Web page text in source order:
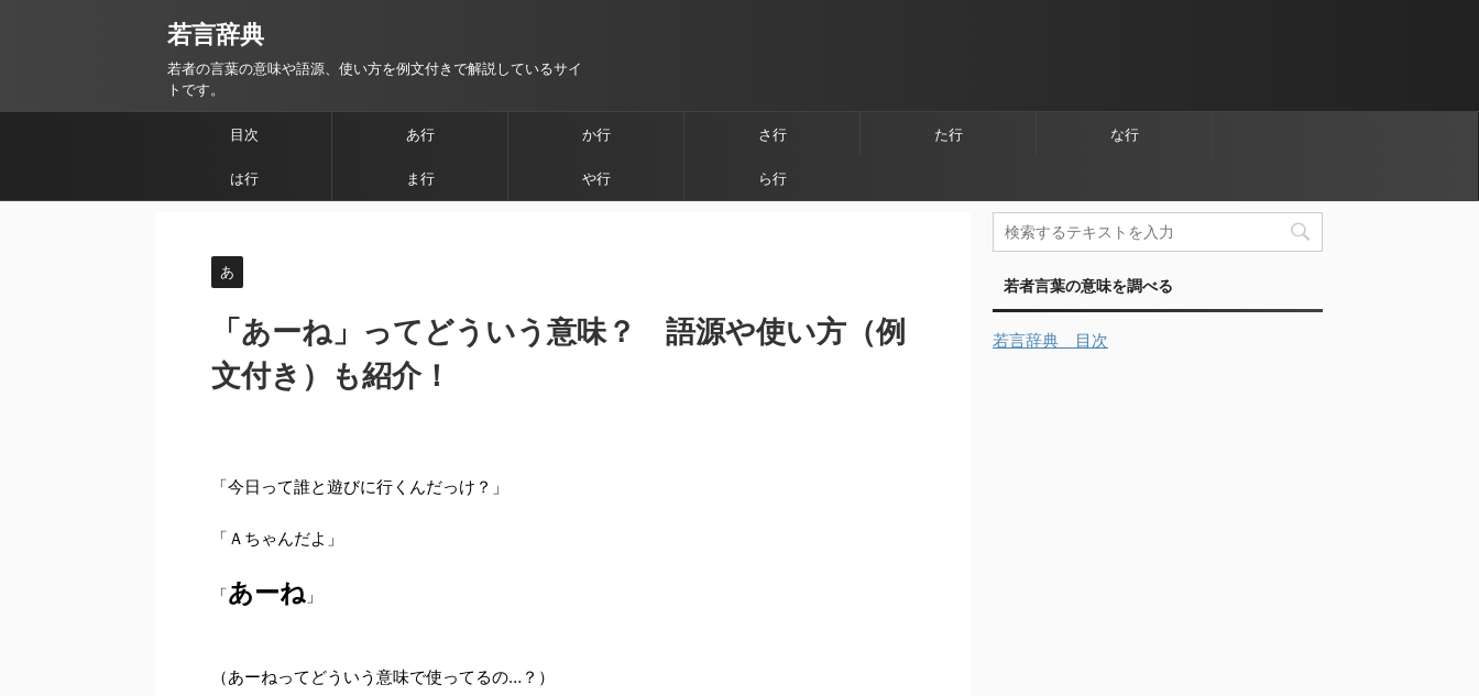
若言辞典
若者の言葉の意味や語源、使い方を例文付きで解説しているサイ
トです。
目次 あ行 か行 さ行 た行 な行
は行 ま行 や行 ら行
あ
「あーね」ってどういう意味？ 語源や使い方（例
文付き）も紹介！
「今日って誰と遊びに行くんだっけ？」
「Ａちゃんだよ」
「あーね 」
（あーねってどういう意味で使ってるの…？）
若者言葉の意味を調べる
若言辞典 目次